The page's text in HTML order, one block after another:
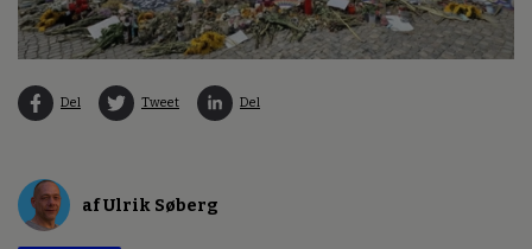
Del Tweet Del
af Ulrik Søberg